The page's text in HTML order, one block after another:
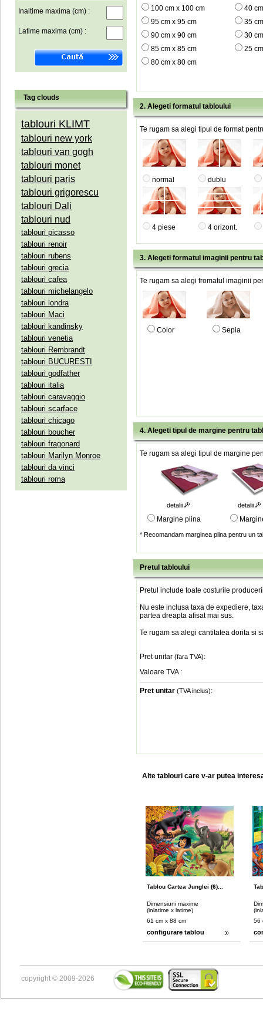
Inaltime maxima (cm) :
Latime maxima (cm) :
Tag clouds
tablouri KLIMT
tablouri new york
tablouri van gogh
tablouri monet
tablouri paris
tablouri grigorescu
tablouri Dali
tablouri nud
tablouri picasso
tablouri renoir
tablouri rubens
tablouri grecia
tablouri cafea
tablouri michelangelo
tablouri londra
tablouri Maci
tablouri kandinsky
tablouri venetia
tablouri Rembrandt
tablouri BUCURESTI
tablouri godfather
tablouri italia
tablouri caravaggio
tablouri scarface
tablouri chicago
tablouri boucher
tablouri fragonard
tablouri Marilyn Monroe
tablouri da vinci
tablouri roma
100 cm x 100 cm
40
95 cm x 95 cm
35
90 cm x 90 cm
30
85 cm x 85 cm
25
80 cm x 80 cm
2. Alegeti formatul tabloului
Te rugam sa alegi tipul de format
normal dublu
4 piese 4 orizont.
3. Alegeti formatul imaginii pentru
Te rugam sa alegi fromatul imaginii
Color Sepia
4. Alegeti tipul de margine pentru
Te rugam sa alegi tipul de margine
detalii detalii
Margine plina
* Recomandam marginea plina pentru un
Pretul tabloului
Pretul include toate costurile
Nu este inclusa taxa de expediere,
partea dreapta afisat mai sus.
Te rugam sa alegi cantitatea dorita si
Pret unitar (fara TVA):
Valoare TVA :
Pret unitar (TVA inclus):
Alte tablouri care v-ar putea
Tablou Cartea Junglei (6)...
Dimensiuni maxime
(inlatime x latime)
61 cm x 88 cm
configurare tablou
56
copyright © 2009-2026